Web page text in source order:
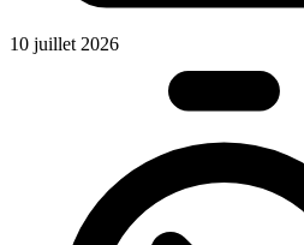
10 juillet 2026